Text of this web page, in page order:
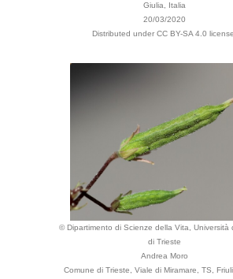
Giulia, Italia
20/03/2020
Distributed under CC BY-SA 4.0 license.
© Dipartimento di Scienze della Vita, Università
di Trieste
Andrea Moro
Comune di Trieste, Viale di Miramare, TS,